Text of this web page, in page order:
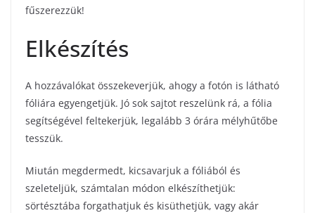
fűszerezzük!
Elkészítés
A hozzávalókat összekeverjük, ahogy a fotón is látható
fóliára egyengetjük. Jó sok sajtot reszelünk rá, a fólia
segítségével feltekerjük, legalább 3 órára mélyhűtőbe
tesszük.
Miután megdermedt, kicsavarjuk a fóliából és
szeleteljük, számtalan módon elkészíthetjük:
sörtésztába forgathatjuk és kisüthetjük, vagy akár